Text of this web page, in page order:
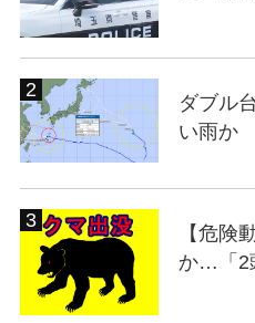
ダブル
い雨か
【危険
か…「2